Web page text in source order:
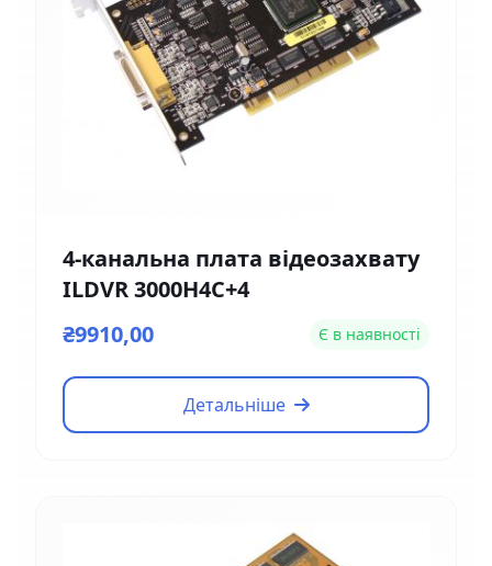
4-канальна плата відеозахвату
ILDVR 3000H4C+4
₴9910,00
Є в наявності
Детальніше